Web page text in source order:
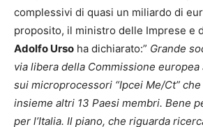
complessivi di quasi un miliardo di
proposito, il ministro delle Imprese e
Adolfo Urso ha dichiarato:” Grande
via libera della Commissione
sui microprocessori “Ipcei Me/Ct”
insieme altri 13 Paesi membri. Bene
per l’Italia. Il piano, che riguarda